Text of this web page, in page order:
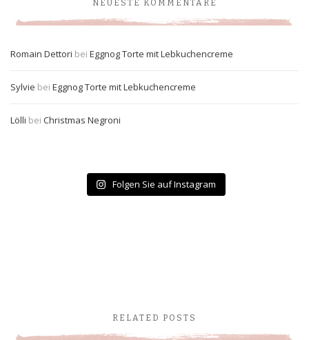
NEUESTE KOMMENTARE
Romain Dettori bei Eggnog Torte mit Lebkuchencreme
Sylvie bei Eggnog Torte mit Lebkuchencreme
Lölli bei Christmas Negroni
Folgen Sie auf Instagram
RELATED POSTS